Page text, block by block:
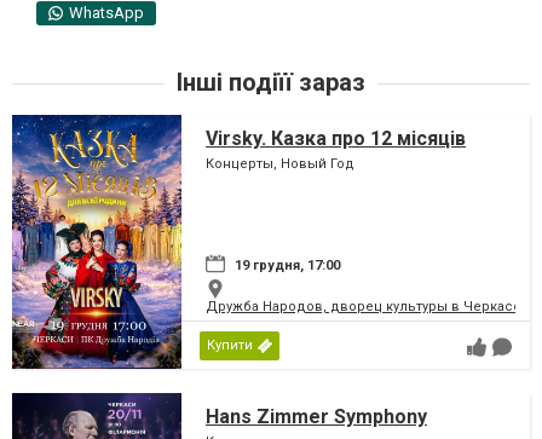
WhatsApp
Інші подіїї зараз
Virsky. Казка про 12 місяців
Концерты, Новый Год
19 грудня, 17:00
Дружба Народов, дворец культуры в Черкассах
Купити
Hans Zimmer Symphony